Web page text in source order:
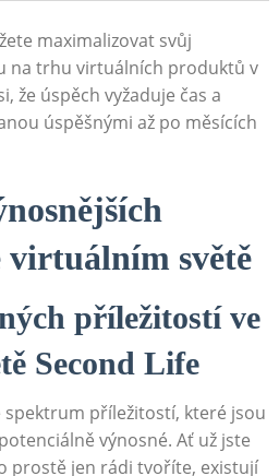
maximalizovat svůj
na trhu virtuálních produktů v
že úspěch vyžaduje čas a
úspěšnými až po měsících
světě
příležitostí ve
Second Life
spektrum příležitostí, které jsou
výnosné. Ať už jste
prostě jen rádi tvoříte, existují